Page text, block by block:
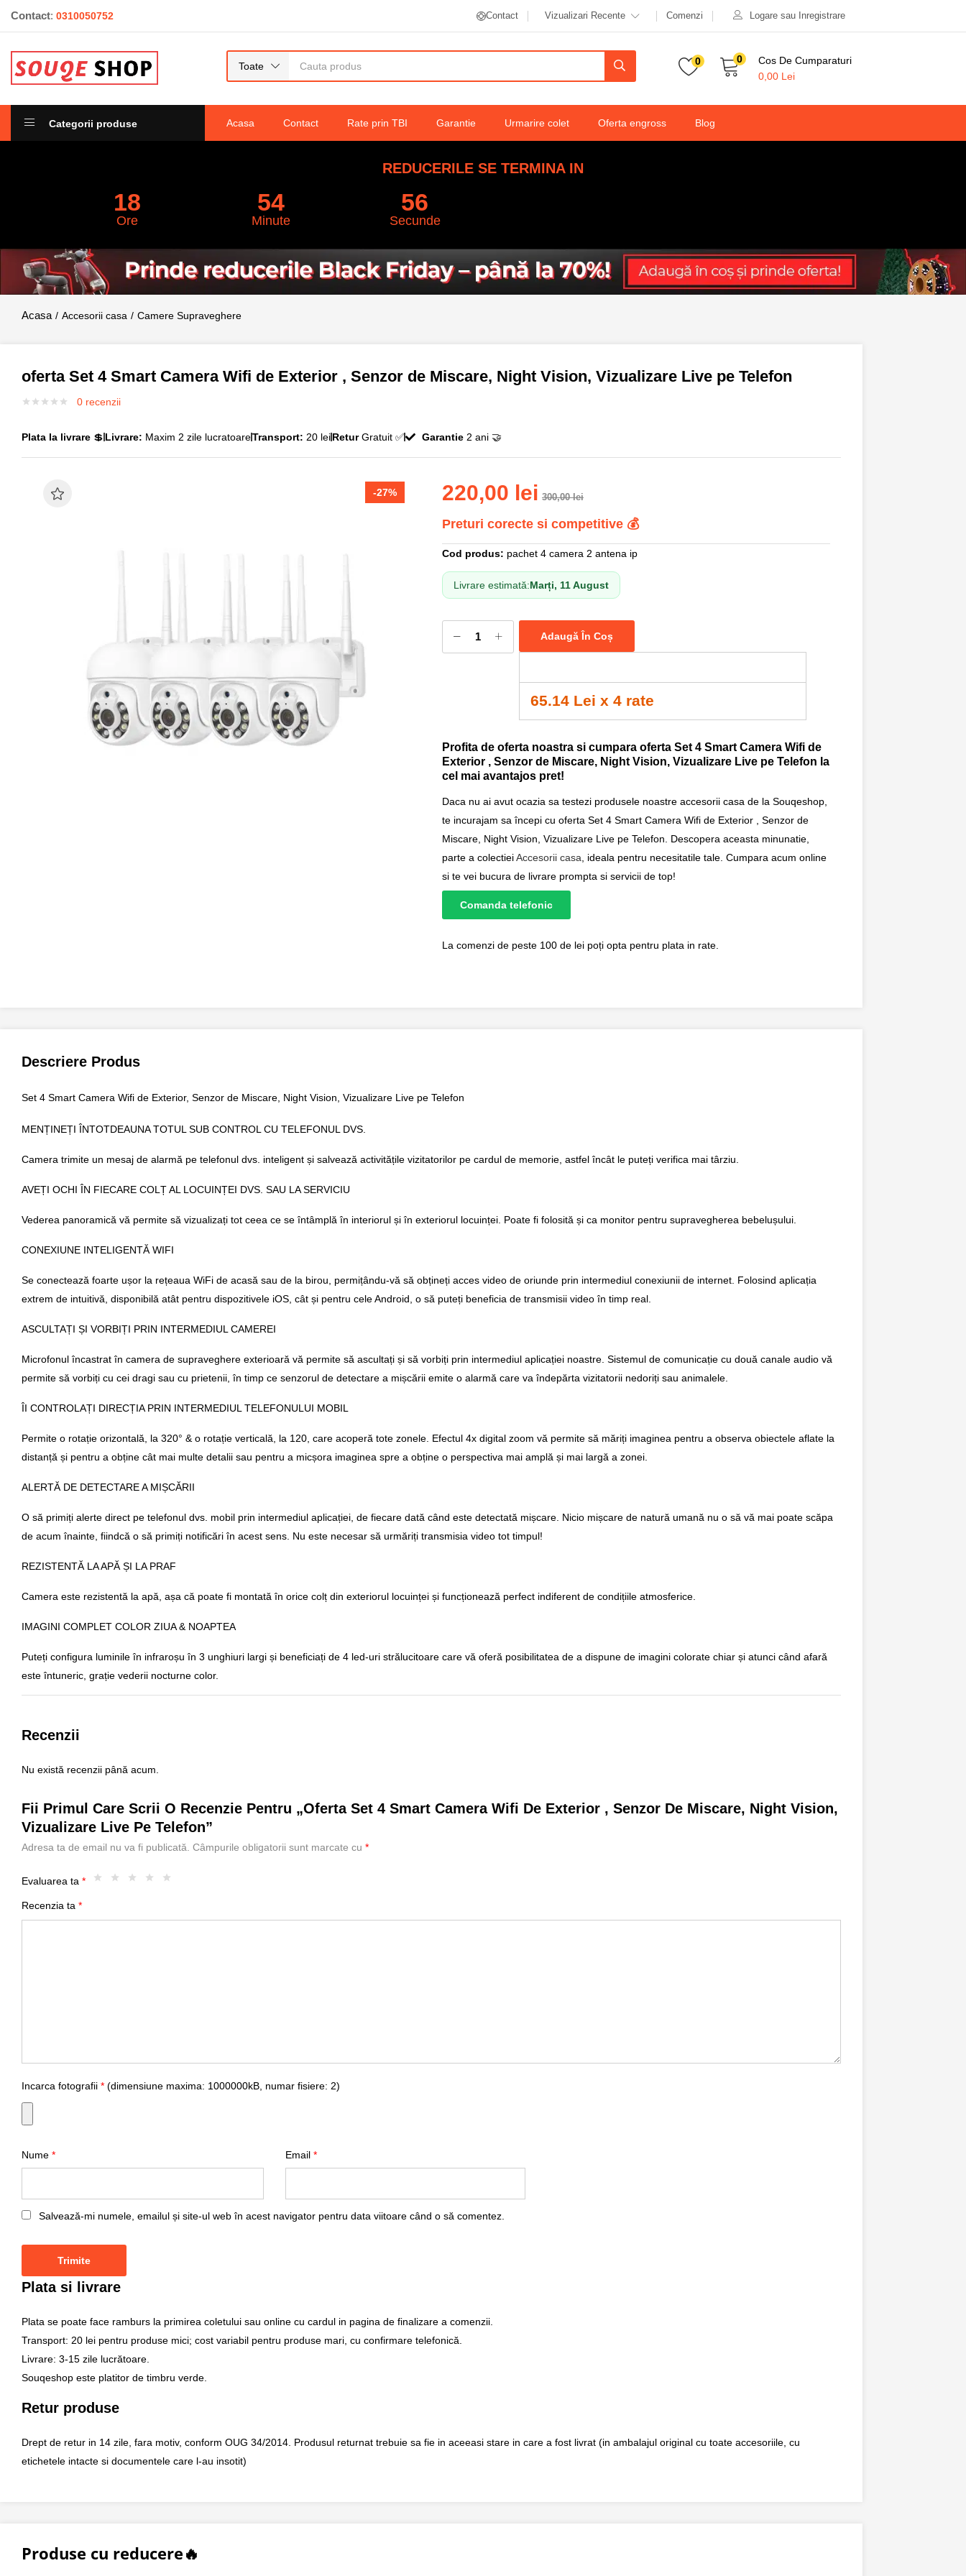
Contact: 0310050752 Contact Vizualizari Recente Comenzi Logare sau Inregistrare
Toate 0 0
Cos De Cumparaturi
0,00 Lei
Categorii produse Acasa Contact Rate prin TBI Garantie Urmarire colet Oferta engross Blog
REDUCERILE SE TERMINA IN
18
Ore
54
Minute
55
Secunde
Accesorii casa Camere Supraveghere
oferta Set 4 Smart Camera Wifi de Exterior , Senzor de Miscare, Night Vision, Vizualizare Live pe Telefon
0 recenzii
Plata la livrare 💲 Livrare: Maxim 2 zile lucratoareTransport: 20 leiReturGratuit ✅ Garantie2 ani 🤝
-27% 220,00 lei 300,00lei
Preturi corecte si competitive 💰
Cod produs: pachet 4 camera 2 antena ip
Livrare estimată:Marți, 11 August
Adaugă În Coș
65.14 Lei x 4 rate
Profita de oferta noastra si cumpara oferta Set 4 Smart Camera Wifi de
Exterior , Senzor de Miscare, Night Vision, Vizualizare Live pe Telefon la
cel mai avantajos pret!
Daca nu ai avut ocazia sa testezi produsele noastre accesorii casa de la Souqeshop,
te incurajam sa începi cu oferta Set 4 Smart Camera Wifi de Exterior , Senzor de
Miscare, Night Vision, Vizualizare Live pe Telefon. Descopera aceasta minunatie,
parte a colectieiAccesorii casa , ideala pentru necesitatile tale. Cumpara acum online
si te vei bucura de livrare prompta si servicii de top!
Comanda telefonic
La comenzi de peste 100 de lei poți opta pentru plata in rate.
Descriere Produs
Set 4 Smart Camera Wifi de Exterior, Senzor de Miscare, Night Vision, Vizualizare Live pe Telefon
MENȚINEȚI ÎNTOTDEAUNA TOTUL SUB CONTROL CU TELEFONUL DVS.
Camera trimite un mesaj de alarmă pe telefonul dvs. inteligent și salvează activitățile vizitatorilor pe cardul de memorie, astfel încât le puteți verifica mai târziu.
AVEȚI OCHI ÎN FIECARE COLȚ AL LOCUINȚEI DVS. SAU LA SERVICIU
Vederea panoramică vă permite să vizualizați tot ceea ce se întâmplă în interiorul și în exteriorul locuinței. Poate fi folosită și ca monitor pentru supravegherea bebelușului.
CONEXIUNE INTELIGENTĂ WIFI
Se conectează foarte ușor la rețeaua WiFi de acasă sau de la birou, permițându-vă să obțineți acces video de oriunde prin intermediul conexiunii de internet. Folosind aplicația
extrem de intuitivă, disponibilă atât pentru dispozitivele iOS, cât și pentru cele Android, o să puteți beneficia de transmisii video în timp real.
ASCULTAȚI ȘI VORBIȚI PRIN INTERMEDIUL CAMEREI
Microfonul încastrat în camera de supraveghere exterioară vă permite să ascultați și să vorbiți prin intermediul aplicației noastre. Sistemul de comunicație cu două canale audio vă
permite să vorbiți cu cei dragi sau cu prietenii, în timp ce senzorul de detectare a mișcării emite o alarmă care va îndepărta vizitatorii nedoriți sau animalele.
ÎI CONTROLAȚI DIRECȚIA PRIN INTERMEDIUL TELEFONULUI MOBIL
Permite o rotație orizontală, la 320° & o rotație verticală, la 120, care acoperă tote zonele. Efectul 4x digital zoom vă permite să măriți imaginea pentru a observa obiectele aflate la
distanță și pentru a obține cât mai multe detalii sau pentru a micșora imaginea spre a obține o perspectiva mai amplă și mai largă a zonei.
ALERTĂ DE DETECTARE A MIȘCĂRII
O să primiți alerte direct pe telefonul dvs. mobil prin intermediul aplicației, de fiecare dată când este detectată mișcare. Nicio mișcare de natură umană nu o să vă mai poate scăpa
de acum înainte, fiindcă o să primiți notificări în acest sens. Nu este necesar să urmăriți transmisia video tot timpul!
REZISTENTĂ LA APĂ ȘI LA PRAF
Camera este rezistentă la apă, așa că poate fi montată în orice colț din exteriorul locuinței și funcționează perfect indiferent de condițiile atmosferice.
IMAGINI COMPLET COLOR ZIUA & NOAPTEA
Puteți configura luminile în infraroșu în 3 unghiuri largi și beneficiați de 4 led-uri strălucitoare care vă oferă posibilitatea de a dispune de imagini colorate chiar și atunci când afară
este întuneric, grație vederii nocturne color.
Recenzii
Nu există recenzii până acum.
Fii Primul Care Scrii O Recenzie Pentru „oferta Set 4 Smart Camera Wifi De Exterior , Senzor De Miscare, Night Vision,
Vizualizare Live Pe Telefon”
Adresa ta de email nu va fi publicată. Câmpurile obligatorii sunt marcate cu *
Evaluarea ta *
Recenzia ta *
Incarca fotografii * (dimensiune maxima: 1000000kB, numar fisiere: 2)
Nume * Email *
Salvează-mi numele, emailul și site-ul web în acest navigator pentru data viitoare când o să comentez.
Plata si livrare
Plata se poate face ramburs la primirea coletului sau online cu cardul in pagina de finalizare a comenzii.
Transport: 20 lei pentru produse mici; cost variabil pentru produse mari, cu confirmare telefonică.
Livrare: 3-15 zile lucrătoare.
Souqeshop este platitor de timbru verde.
Retur produse
Drept de retur in 14 zile, fara motiv, conform OUG 34/2014. Produsul returnat trebuie sa fie in aceeasi stare in care a fost livrat (in ambalajul original cu toate accesoriile, cu
etichetele intacte si documentele care l-au insotit)
Produse cu reducere🔥